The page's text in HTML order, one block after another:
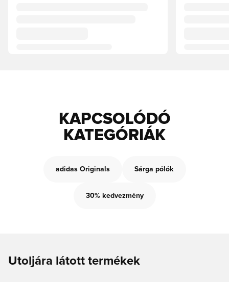
KAPCSOLÓDÓ
KATEGÓRIÁK
adidas Originals Sárga pólók
30% kedvezmény
Utoljára látott termékek